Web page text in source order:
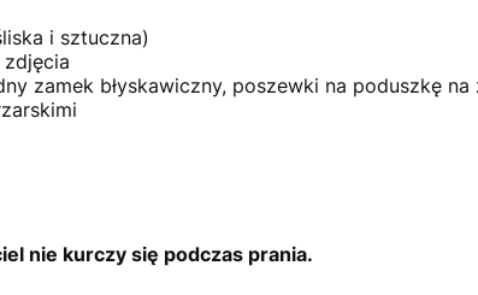
i sztuczna)
zamek błyskawiczny, poszewki na poduszkę na
nie kurczy się podczas prania.